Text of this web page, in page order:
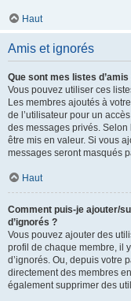
Haut
Amis et ignorés
Que sont mes listes d’amis
Vous pouvez utiliser ces
Les membres ajoutés à
de l’utilisateur pour un
des messages privés.
être mis en valeur. Si vous
messages seront masqués
Haut
Comment puis-je ajouter/
d’ignorés ?
Vous pouvez ajouter des
profil de chaque membre, il
d’ignorés. Ou, depuis votre
directement des membres
également supprimer des